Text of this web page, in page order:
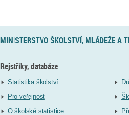
MINISTERSTVO ŠKOLSTVÍ, MLÁDEŽE A
Rejstříky, databáze
Statistika školství
Pro veřejnost
O školské statistice